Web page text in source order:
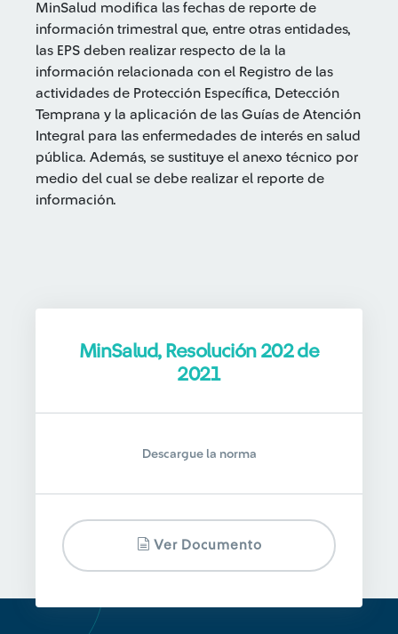
MinSalud modifica las fechas de reporte de
información trimestral que, entre otras entidades,
las EPS deben realizar respecto de la la
información relacionada con el Registro de las
actividades de Protección Específica, Detección
Temprana y la aplicación de las Guías de Atención
Integral para las enfermedades de interés en salud
pública. Además, se sustituye el anexo técnico por
medio del cual se debe realizar el reporte de
información.
MinSalud, Resolución 202 de
2021
Descargue la norma
Ver Documento